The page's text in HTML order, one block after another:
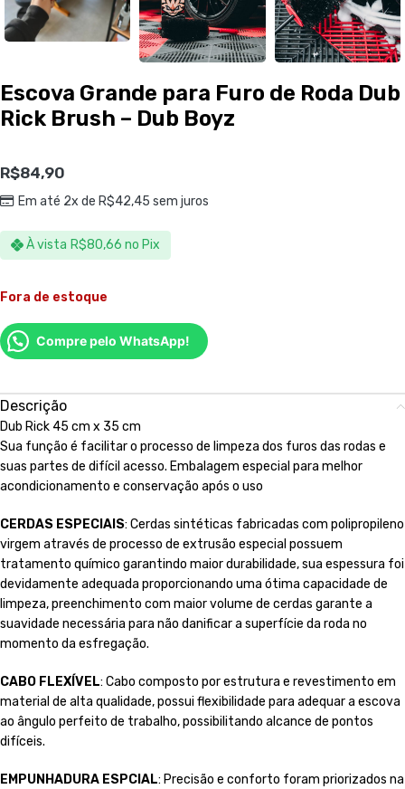
Escova Grande para Furo de Roda Dub
Rick Brush – Dub Boyz
R$84,90
Em até 2x de R$42,45 sem juros
À vista R$80,66 no Pix
Fora de estoque
Compre pelo WhatsApp!
Descrição
Dub Rick 45 cm x 35 cm
Sua função é facilitar o processo de limpeza dos furos das rodas e
suas partes de difícil acesso. Embalagem especial para melhor
acondicionamento e conservação após o uso
CERDAS ESPECIAIS: Cerdas sintéticas fabricadas com polipropileno
virgem através de processo de extrusão especial possuem
tratamento químico garantindo maior durabilidade, sua espessura foi
devidamente adequada proporcionando uma ótima capacidade de
limpeza, preenchimento com maior volume de cerdas garante a
suavidade necessária para não danificar a superfície da roda no
momento da esfregação.
CABO FLEXÍVEL: Cabo composto por estrutura e revestimento em
material de alta qualidade, possui flexibilidade para adequar a escova
ao ângulo perfeito de trabalho, possibilitando alcance de pontos
difíceis.
EMPUNHADURA ESPCIAL: Precisão e conforto foram priorizados na